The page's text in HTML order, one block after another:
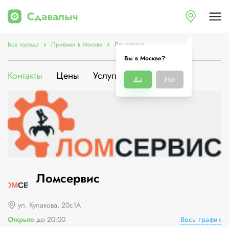
Вы в Москве?
Да Нет
Все города Приёмки в Москве Ломсервис
Контакты Цены Услуги О компании
Ломсервис
ул. Кулакова, 20с1А
Открыто до 20:00 Весь график